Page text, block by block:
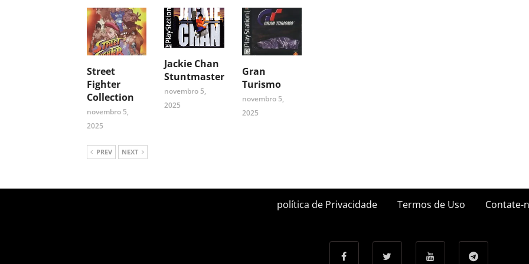
Street
Fighter
Collection
novembro 5,
2025
Jackie Chan
Stuntmaster
novembro 5,
2025
Gran
Turismo
novembro 5,
2025
PREV NEXT
política de Privacidade Termos de Uso Contate-